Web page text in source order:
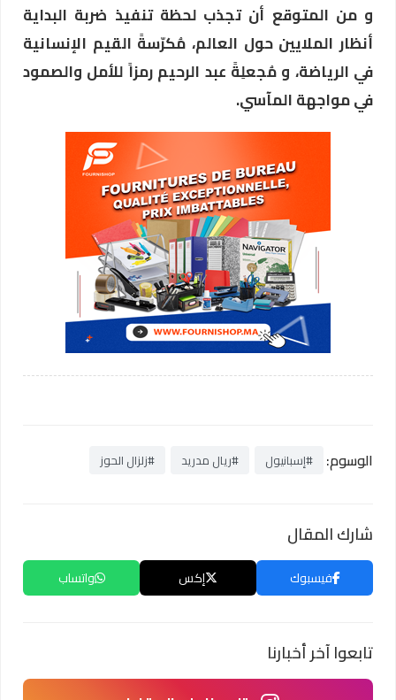
و من المتوقع أن تجذب لحظة تنفيذ ضربة البداية
أنظار الملايين حول العالم، مُكرّسةً القيم الإنسانية
في الرياضة، و مُجعلِةً عبد الرحيم رمزاً للأمل والصمود
في مواجهة المآسي.
الوسوم: #إسبانيول #ريال مدريد #زلزال الحوز
شارك المقال
فيسبوك إكس واتساب
تابعوا آخر أخبارنا